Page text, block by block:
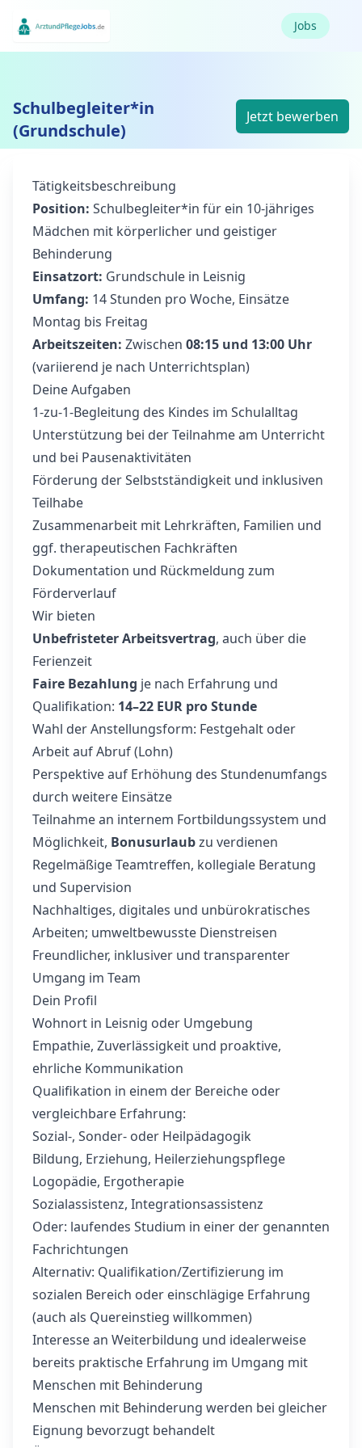
Jobs
Schulbegleiter*in
(Grundschule)
Jetzt bewerben
Tätigkeitsbeschreibung
Position: Schulbegleiter*in für ein 10-jähriges
Mädchen mit körperlicher und geistiger
Behinderung
Einsatzort: Grundschule in Leisnig
Umfang: 14 Stunden pro Woche, Einsätze
Montag bis Freitag
Arbeitszeiten: Zwischen 08:15 und 13:00 Uhr
(variierend je nach Unterrichtsplan)
Deine Aufgaben
1‑zu‑1‑Begleitung des Kindes im Schulalltag
Unterstützung bei der Teilnahme am Unterricht
und bei Pausenaktivitäten
Förderung der Selbstständigkeit und inklusiven
Teilhabe
Zusammenarbeit mit Lehrkräften, Familien und
ggf. therapeutischen Fachkräften
Dokumentation und Rückmeldung zum
Förderverlauf
Wir bieten
Unbefristeter Arbeitsvertrag, auch über die
Ferienzeit
Faire Bezahlung je nach Erfahrung und
Qualifikation: 14–22 EUR pro Stunde
Wahl der Anstellungsform: Festgehalt oder
Arbeit auf Abruf (Lohn)
Perspektive auf Erhöhung des Stundenumfangs
durch weitere Einsätze
Teilnahme an internem Fortbildungssystem und
Möglichkeit, Bonusurlaubzu verdienen
Regelmäßige Teamtreffen, kollegiale Beratung
und Supervision
Nachhaltiges, digitales und unbürokratisches
Arbeiten; umweltbewusste Dienstreisen
Freundlicher, inklusiver und transparenter
Umgang im Team
Dein Profil
Wohnort in Leisnig oder Umgebung
Empathie, Zuverlässigkeit und proaktive,
ehrliche Kommunikation
Qualifikation in einem der Bereiche oder
vergleichbare Erfahrung:
Sozial-, Sonder- oder Heilpädagogik
Bildung, Erziehung, Heilerziehungspflege
Logopädie, Ergotherapie
Sozialassistenz, Integrationsassistenz
Oder: laufendes Studium in einer der genannten
Fachrichtungen
Alternativ: Qualifikation/Zertifizierung im
sozialen Bereich oder einschlägige Erfahrung
(auch als Quereinstieg willkommen)
Interesse an Weiterbildung und idealerweise
bereits praktische Erfahrung im Umgang mit
Menschen mit Behinderung
Menschen mit Behinderung werden bei gleicher
Eignung bevorzugt behandelt